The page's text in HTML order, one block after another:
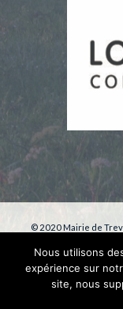
© 2020 Mairie de
Nous utilisons
expérience sur
site, nous